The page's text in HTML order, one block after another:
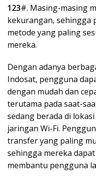
123#. Masing-masing
kekurangan, sehingga
metode yang paling
mereka.
Dengan adanya
Indosat, pengguna
dengan mudah dan
terutama pada saat-
sedang berada di
jaringan Wi-Fi.
transfer yang paling
sehingga mereka
membantu pengguna